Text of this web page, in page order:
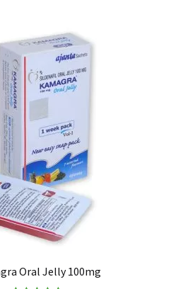
Oral Jelly 100mg